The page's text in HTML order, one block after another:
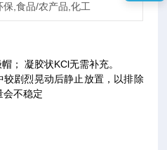
保,食品/农产品,化工
； 凝胶状KCl无需补充。
剧烈晃动后静止放置，以排除
会不稳定